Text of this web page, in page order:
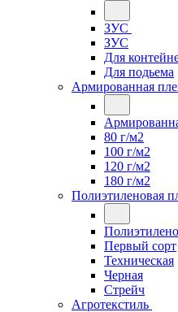
ЗУС
ЗУС
Для
Для подьема
Армированная
80 г/м2
100 г/м2
120 г/м2
180 г/м2
Полиэтиленовая
Первый сорт
Техническая
Черная
Стрейч
Агротекстиль